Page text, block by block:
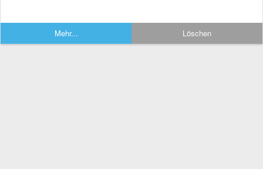
Mehr... Löschen